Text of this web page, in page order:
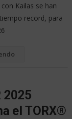
Kailas se han
record, para
2025
el TORX®️